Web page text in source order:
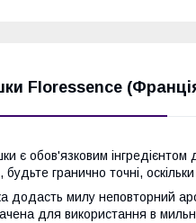
Floressence
є обов'язковим інгредієнтом
будьте гранично точні,
додасть милу неповторний
для використання в